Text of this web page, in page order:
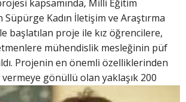
kapsamında, Milli Eğitim
Süpürge Kadın İletişim ve Araştırma
başlatılan proje ile kız öğrencilere,
mühendislik mesleğinin püf
Projenin en önemli özelliklerinden
vermeye gönüllü olan yaklaşık 200